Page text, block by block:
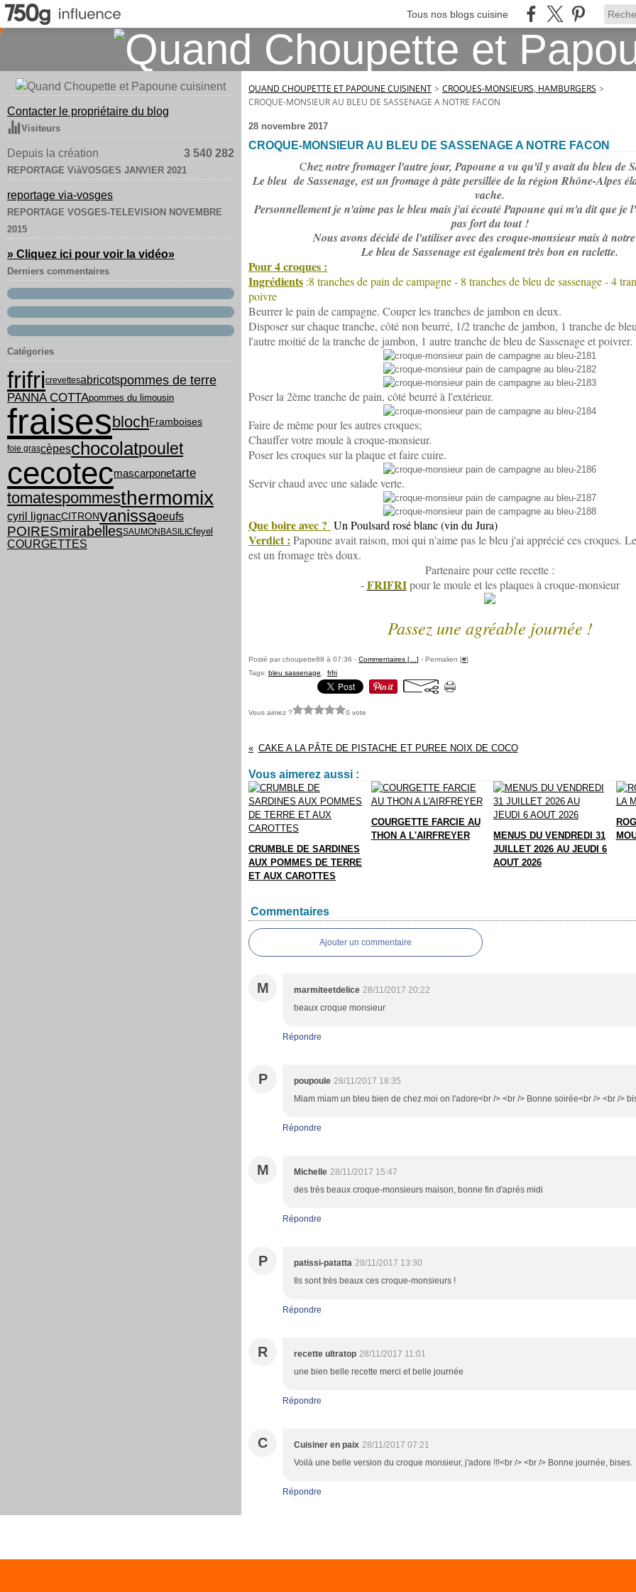
Tous nos blogs cuisine
Contacter le propriétaire du blog
Visiteurs
Depuis la création 3 540 282
REPORTAGE ViàVOSGES JANVIER 2021
reportage via-vosges
REPORTAGE VOSGES-TELEVISION NOVEMBRE
2015
» Cliquez ici pour voir la vidéo»
Derniers commentaires
Catégories
frifricrevettesabricotspommes de terre
PANNA COTTApommes du limousin
fraisesblochFramboises
foie grascèpeschocolatpoulet
cecotecmascarponetarte
tomatespommesthermomix
cyril lignacCITRONvanissaoeufs
POIRESmirabellesSAUMONBASILICfeyel
COURGETTES
QUAND CHOUPETTE ET PAPOUNE CUISINENT > CROQUES-MONSIEURS, HAMBURGERS >
CROQUE-MONSIEUR AU BLEU DE SASSENAGE A NOTRE FACON
28 novembre 2017
CROQUE-MONSIEUR AU BLEU DE SASSENAGE A NOTRE FACON
Chez notre fromager l'autre jour, Papoune a vu qu'il y avait du bleu de
Le bleu de Sassenage, est un fromage à pâte persillée de la région Rhône-Alpes
vache.
Personnellement je n'aime pas le bleu mais j'ai écouté Papoune qui m'a dit que je
pas fort du tout !
Nous avons décidé de l'utiliser avec des croque-monsieur mais à
Le bleu de Sassenage est également très bon en raclette.
Pour 4 croques :
Ingrédients :8 tranches de pain de campagne - 8 tranches de bleu de sassenage - 4
poivre
Beurrer le pain de campagne. Couper les tranches de jambon en deux.
Disposer sur chaque tranche, côté non beurré, 1/2 tranche de jambon, 1 tranche de
l'autre moitié de la tranche de jambon, 1 autre tranche de bleu de Sassenage et poivrer.
Poser la 2ème tranche de pain, côté beurré à l'extérieur.
Faire de même pour les autres croques;
Chauffer votre moule à croque-monsieur.
Poser les croques sur la plaque et faire cuire.
Servir chaud avec une salade verte.
Que boire avec ? Un Poulsard rosé blanc (vin du Jura)
Verdict : Papoune avait raison, moi qui n'aime pas le bleu j'ai apprécié ces croques.
est un fromage très doux.
Partenaire pour cette recette :
-FRIFRIpour le moule et les plaques à croque-monsieur
Passez une agréable journée !
Posté par choupette88 à 07:36 - Commentaires [ ] - Permalien [#]
Tags: bleu sassenage frfri
Vous aimez ? 0 vote
CAKE A LA PÂTE DE PISTACHE ET PUREE NOIX DE COCO
Vous aimerez aussi :
CRUMBLE DE SARDINES
AUX POMMES DE TERRE
ET AUX CAROTTES
COURGETTE FARCIE AU
THON A L'AIRFREYER
MENUS DU VENDREDI 31
JUILLET 2026 AU JEUDI 6
AOUT 2026
Commentaires
Ajouter un commentaire
M marmiteetdelice 28/11/2017 20:22
beaux croque monsieur
Répondre
P poupoule 28/11/2017 18:35
Miam miam un bleu bien de chez moi on l'adore<br /> <br /> Bonne soirée<br /> <br />
Répondre
M Michelle 28/11/2017 15:47
des très beaux croque-monsieurs maison, bonne fin d'aprés midi
Répondre
P patissi-patatta 28/11/2017 13:30
Ils sont très beaux ces croque-monsieurs !
Répondre
R recette ultratop 28/11/2017 11:01
une bien belle recette merci et belle journée
Répondre
C Cuisiner en paix 28/11/2017 07:21
Voilà une belle version du croque monsieur, j'adore !!!<br /> <br /> Bonne journée, bises.
Répondre